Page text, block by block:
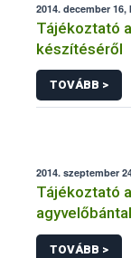
2014. december 16,
Tájékoztató
készítéséről
TOVÁBB >
2014. szeptember
Tájékoztató
TOVÁBB >